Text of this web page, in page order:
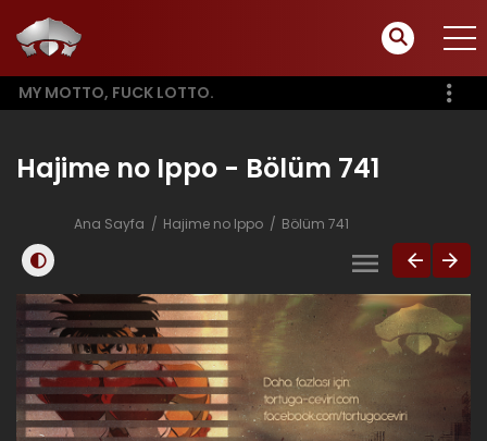
MY MOTTO, FUCK LOTTO.
Hajime no Ippo - Bölüm 741
Ana Sayfa Hajime no Ippo Bölüm 741